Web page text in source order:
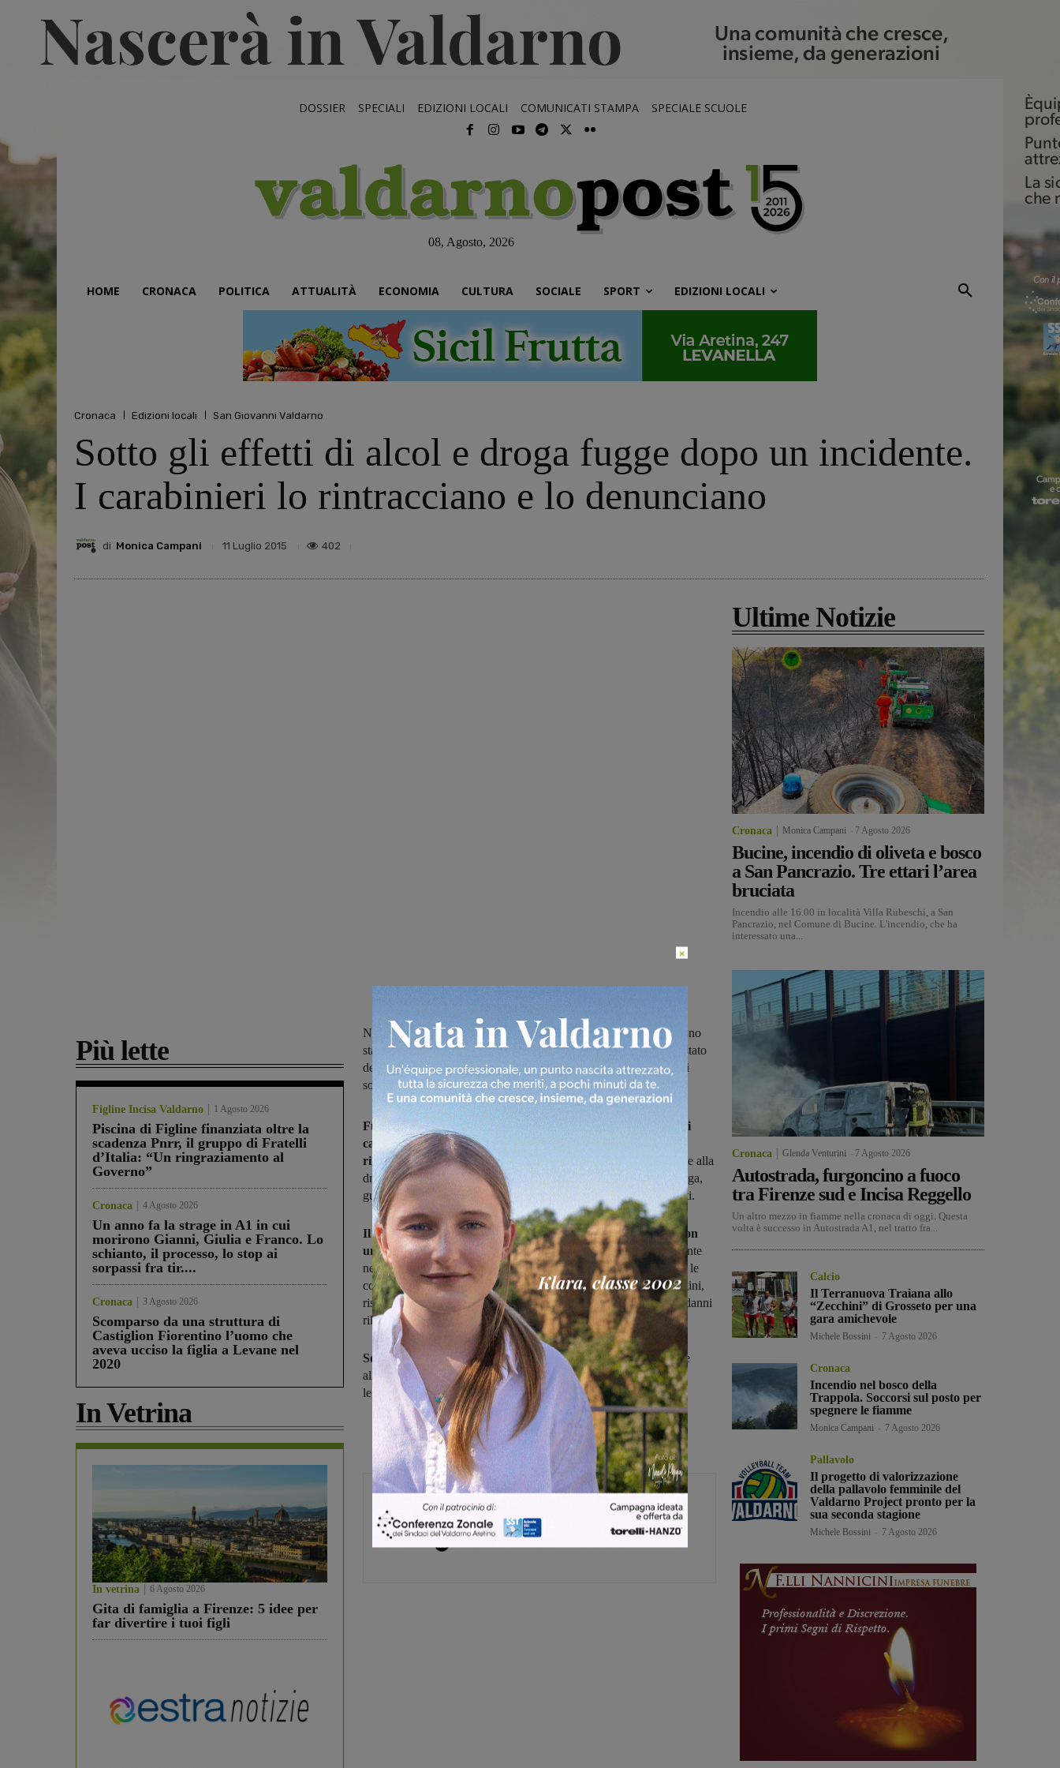
DOSSIER SPECIALI EDIZIONI LOCALI COMUNICATI STAMPA SPECIALE SCUOLE
08, Agosto, 2026
HOME CRONACA POLITICA ATTUALITÀ ECONOMIA CULTURA SOCIALE SPORT EDIZIONI LOCALI
Cronaca Edizioni locali San Giovanni Valdarno
Sotto gli effetti di alcol e droga fugge dopo un incidente.
I carabinieri lo rintracciano e lo denunciano
di Monica Campani 11 Luglio 2015 402
Più lette
Figline Incisa Valdarno 1 Agosto 2026
Piscina di Figline finanziata oltre la
scadenza Pnrr, il gruppo di Fratelli
d’Italia: “Un ringraziamento al
Governo”
Cronaca 4 Agosto 2026
Un anno fa la strage in A1 in cui
morirono Gianni, Giulia e Franco. Lo
schianto, il processo, lo stop ai
sorpassi fra tir....
Cronaca 3 Agosto 2026
Scomparso da una struttura di
Castiglion Fiorentino l’uomo che
aveva ucciso la figlia a Levane nel
2020
In Vetrina
In vetrina 6 Agosto 2026
Gita di famiglia a Firenze: 5 idee per
far divertire i tuoi figli
Nell’incidente accaduto sulla provinciale di Santa Lucia non vi sono
stati feriti. I carabinieri sono riusciti a risalire all’uomo. Adesso è stato
denunciato per fuga e guida in stato di ebbrezza e sotto l’effetto di
sostanze stupefacenti
Fugge dopo un incidente sulla provinciale 11 di Santa Lucia: i
carabinieri della stazione di Levane avviano le indagini e lo
rintracciano.Sottoposto ad accertamenti risulta positivo all'alcol e alla
droga. Per lui, un 26enne valdarnese, è scattata la denuncia per fuga,
guida in stato di ebbrezza e sotto gli effetti di sostanze stupefacenti.
Il giovane sta percorrendo la provinciale quando si scontra con
un'altra macchina che proviene dal senso opposto.
Nell'incidente
nessuno si ferisce ma il 26enne fugge senza comunque constatare le
condizioni dell'altro guidatore. I carabinieri danno il via alle indagini,
risalgono alla sua identità e lo rintracciano nella sua abitazione. I danni
rilevati sulla sua auto sono compatibili con l'incidente.
Sottoposto, poi, ad esami risulta positivo all'uso di stupefacenti e
all'alcol con un tasso nel sangue è superiore ai limiti imposti dalla
legge.
Monica Campani
Direttore
Ultime Notizie
Cronaca Monica Campani 7 Agosto 2026
Bucine, incendio di oliveta e bosco
a San Pancrazio. Tre ettari l’area
bruciata
Incendio alle 16.00 in località Villa Rubeschi, a San
Pancrazio, nel Comune di Bucine. L'incendio, che ha
interessato una...
Cronaca Glenda Venturini 7 Agosto 2026
Autostrada, furgoncino a fuoco
tra Firenze sud e Incisa Reggello
Un altro mezzo in fiamme nella cronaca di oggi. Questa
volta è successo in Autostrada A1, nel tratto fra...
Calcio
Il Terranuova Traiana allo
“Zecchini” di Grosseto per una
gara amichevole
Michele Bossini 7 Agosto 2026
Cronaca
Incendio nel bosco della
Trappola. Soccorsi sul posto per
spegnere le fiamme
Monica Campani 7 Agosto 2026
Pallavolo
Il progetto di valorizzazione
della pallavolo femminile del
Valdarno Project pronto per la
sua seconda stagione
Michele Bossini 7 Agosto 2026
×